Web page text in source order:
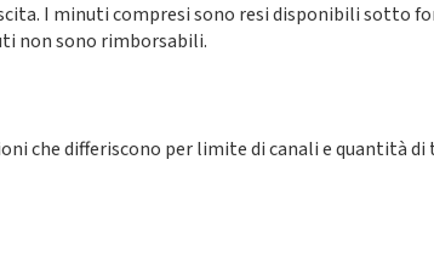
I minuti compresi sono resi disponibili sotto
non sono rimborsabili.
che differiscono per limite di canali e quantità